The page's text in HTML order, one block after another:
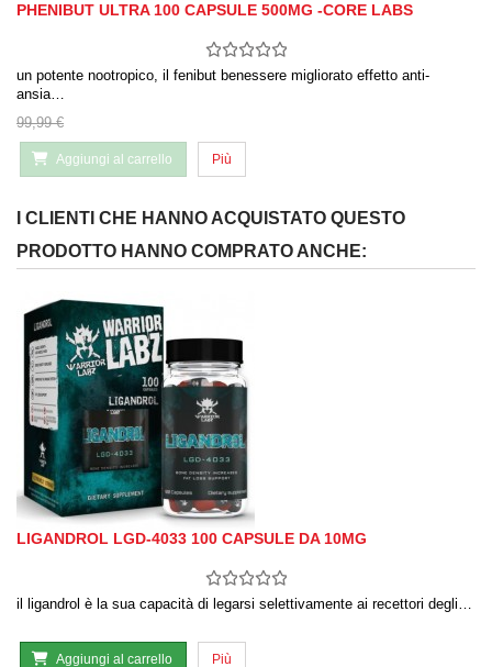
PHENIBUT ULTRA 100 CAPSULE 500MG -CORE LABS
un potente nootropico, il fenibut benessere migliorato effetto anti-
ansia…
99,99 €
Aggiungi al carrello Più
I CLIENTI CHE HANNO ACQUISTATO QUESTO
PRODOTTO HANNO COMPRATO ANCHE:
LIGANDROL LGD-4033 100 CAPSULE DA 10MG
il ligandrol è la sua capacità di legarsi selettivamente ai recettori degli…
Aggiungi al carrello Più